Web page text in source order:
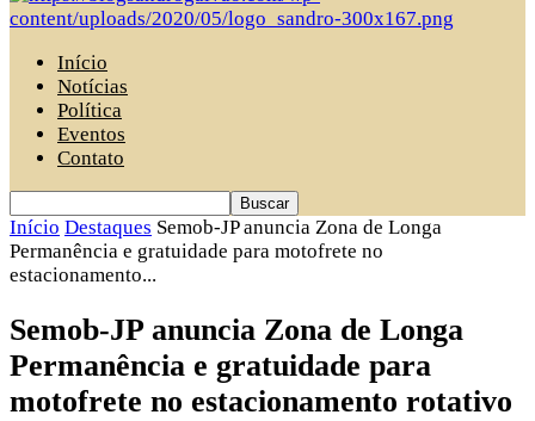
Início
Notícias
Política
Eventos
Contato
Início Destaques Semob-JP anuncia Zona de Longa
Permanência e gratuidade para motofrete no
estacionamento...
Semob-JP anuncia Zona de Longa
Permanência e gratuidade para
motofrete no estacionamento rotativo